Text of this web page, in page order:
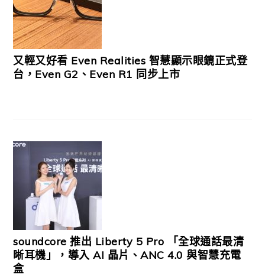
又輕又好看 Even Realities 智慧顯示眼鏡正式登
台，Even G2、Even R1 同步上市
soundcore 推出 Liberty 5 Pro 「全球通話最清
晰耳機」，導入 AI 晶片、ANC 4.0 與智慧充電
盒